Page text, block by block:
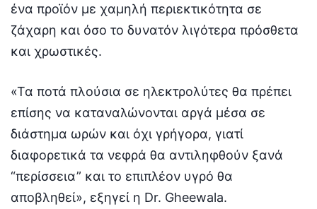
ένα προϊόν με χαμηλή περιεκτικότητα σε
ζάχαρη και όσο το δυνατόν λιγότερα πρόσθετα
και χρωστικές.
«Τα ποτά πλούσια σε ηλεκτρολύτες θα πρέπει
επίσης να καταναλώνονται αργά μέσα σε
διάστημα ωρών και όχι γρήγορα, γιατί
διαφορετικά τα νεφρά θα αντιληφθούν ξανά
“περίσσεια” και το επιπλέον υγρό θα
αποβληθεί», εξηγεί η Dr. Gheewala.